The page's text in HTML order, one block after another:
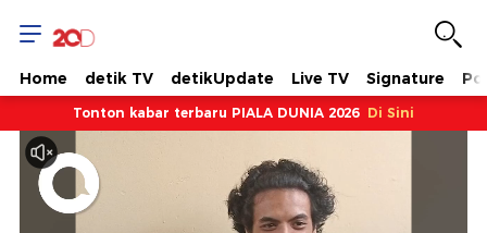
Home detik TV detikUpdate Live TV Signature
Tonton kabar terbaru PIALA DUNIA 2026 Di Sini